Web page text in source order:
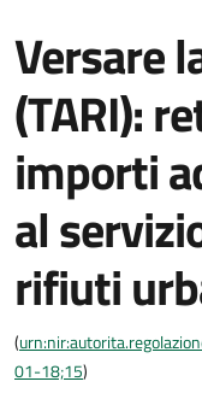
Versare
(TARI):
importi
al
rifiuti
(
01-18;15)